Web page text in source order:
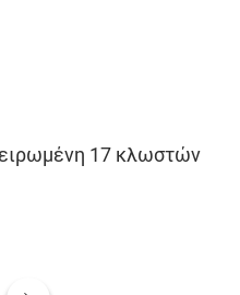
17 κλωστών